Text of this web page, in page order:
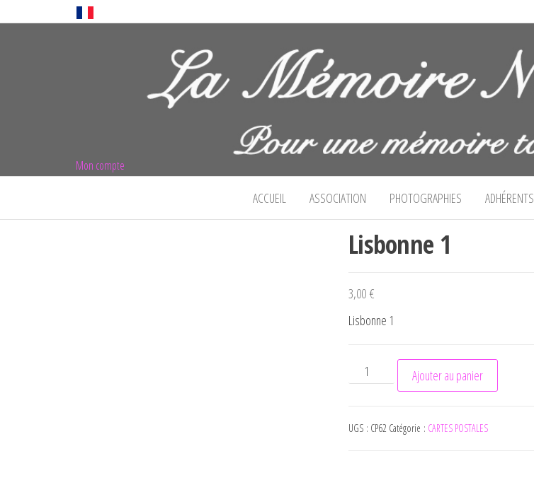
La mémoire nécropolitaine
Mon compte
ACCUEIL ASSOCIATION PHOTOGRAPHIES ADHÉRENTS
Lisbonne 1
3,00 €
Lisbonne 1
quantité de Lisbonne 1
Ajouter au panier
UGS : CP62 Catégorie : CARTES POSTALES